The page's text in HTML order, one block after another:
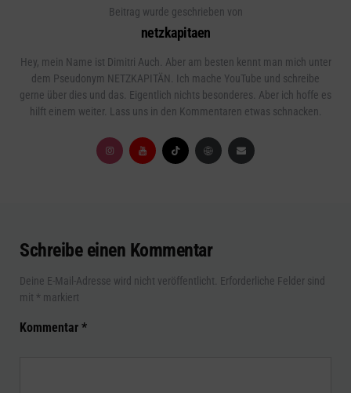
Beitrag wurde geschrieben von
netzkapitaen
Hey, mein Name ist Dimitri Auch. Aber am besten kennt man mich unter
dem Pseudonym NETZKAPITÄN. Ich mache YouTube und schreibe
gerne über dies und das. Eigentlich nichts besonderes. Aber ich hoffe es
hilft einem weiter. Lass uns in den Kommentaren etwas schnacken.
Schreibe einen Kommentar
Deine E-Mail-Adresse wird nicht veröffentlicht. Erforderliche Felder sind
mit * markiert
Kommentar *